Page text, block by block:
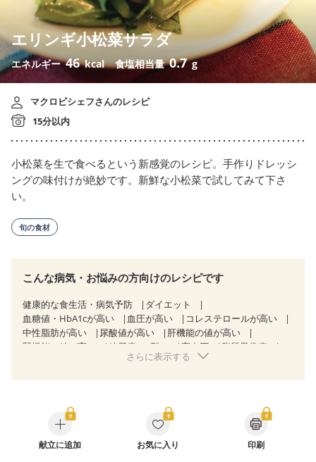
エリンギ小松菜サラダ
エネルギー46 kcal 食塩相当量0.7 g
マクロビシェフさんのレシピ
15分以内
小松菜を生で食べるという新感覚のレシピ。手作りドレッシ
ングの味付けが絶妙です。新鮮な小松菜で試してみて下さ
い。
旬の食材
こんな病気・お悩みの方向けのレシピです
健康的な食生活・病気予防
ダイエット
血糖値・HbA1cが高い
血圧が高い
コレステロールが高い
中性脂肪が高い
尿酸値が高い
肝機能の値が高い
腎機能の値が高い
糖尿病（2型） 高血圧
脂質異常症
狭心症 心筋梗塞
糖尿病性腎症（第１期）
糖尿病性腎症（第２期）
CKD（ステージ１）
CKD（ステージ２）
CKD（ステージ３a）
乳がん（抗がん剤治療中）
さらに表示する
献立に追加 お気に入り 印刷